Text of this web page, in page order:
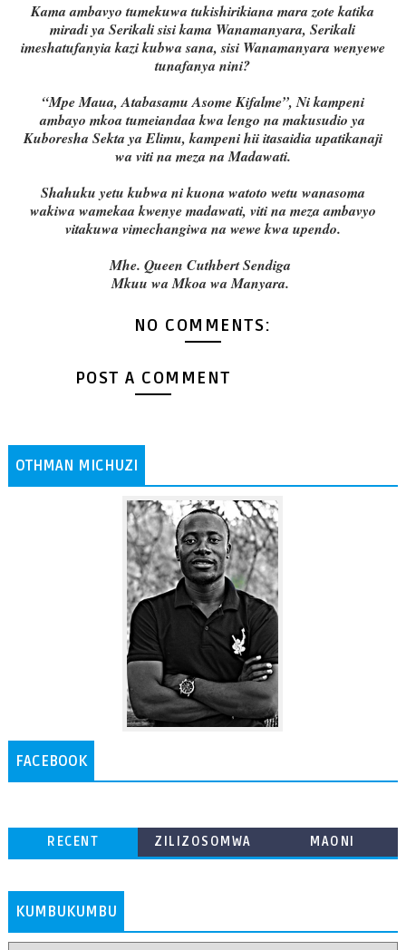
Kama ambavyo tumekuwa tukishirikiana mara zote katika
miradi ya Serikali sisi kama Wanamanyara, Serikali
imeshatufanyia kazi kubwa sana, sisi Wanamanyara wenyewe
tunafanya nini?
“Mpe Maua, Atabasamu Asome Kifalme”, Ni kampeni
ambayo mkoa tumeiandaa kwa lengo na makusudio ya
Kuboresha Sekta ya Elimu, kampeni hii itasaidia upatikanaji
wa viti na meza na Madawati.
Shahuku yetu kubwa ni kuona watoto wetu wanasoma
wakiwa wamekaa kwenye madawati, viti na meza ambavyo
vitakuwa vimechangiwa na wewe kwa upendo.
Mhe. Queen Cuthbert Sendiga
Mkuu wa Mkoa wa Manyara.
NO COMMENTS:
POST A COMMENT
OTHMAN MICHUZI
FACEBOOK
RECENT
ZILIZOSOMWA
MAONI
KUMBUKUMBU